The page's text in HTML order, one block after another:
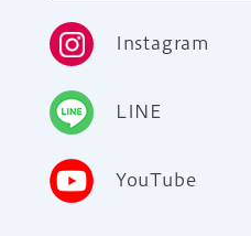
Instagram
LINE
YouTube